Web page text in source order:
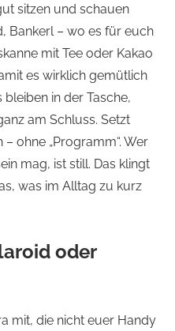
sitzen und schauen
Bankerl – wo es für euch
mit Tee oder Kakao
es wirklich gemütlich
bleiben in der Tasche,
am Schluss. Setzt
ohne „Programm“. Wer
mag, ist still. Das klingt
was im Alltag zu kurz
oder
mit, die nicht euer Handy